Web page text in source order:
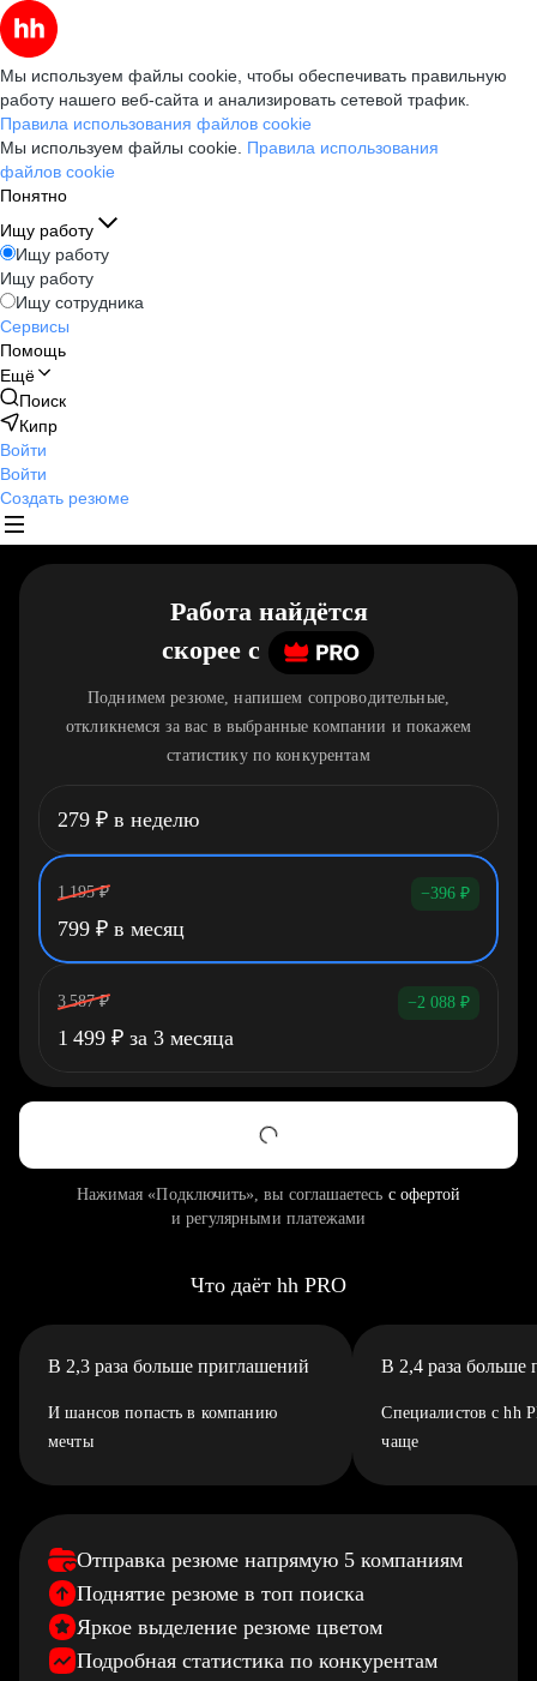
Мы используем файлы cookie, чтобы обеспечивать правильную
работу нашего веб-сайта и анализировать сетевой трафик.
Правила использования файлов cookie
Мы используем файлы cookie. Правила использования
файлов cookie
Понятно
Ищу работу
Ищу работу
Ищу работу
Ищу сотрудника
Сервисы
Помощь
Ещё
Поиск
Кипр
Войти
Войти
Создать резюме
Работа найдётся
скорее c
Поднимем резюме, напишем сопроводительные,
откликнемся за вас в выбранные компании и покажем
статистику по конкурентам
279 ₽ в неделю
1 195 ₽ −396 ₽
799 ₽ в месяц
3 587 ₽ −2 088 ₽
1 499 ₽ за 3 месяца
Нажимая «Подключить», вы соглашаетесь с офертой
и регулярными платежами
Что даёт hh PRO
В 2,3 раза больше приглашений
И шансов попасть в компанию
мечты
В 2,4 раза больше
Специалистов с hh
чаще
Отправка резюме напрямую 5 компаниям
Поднятие резюме в топ поиска
Яркое выделение резюме цветом
Подробная статистика по конкурентам